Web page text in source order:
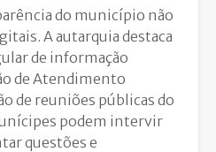
do município não
A autarquia destaca
de informação
de Atendimento
de reuniões públicas do
podem intervir
questões e